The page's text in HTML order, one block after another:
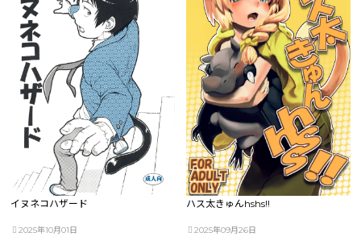
イヌネコハザード
2025年10月01日
ハス太きゅんhshs!!
2025年09月26日